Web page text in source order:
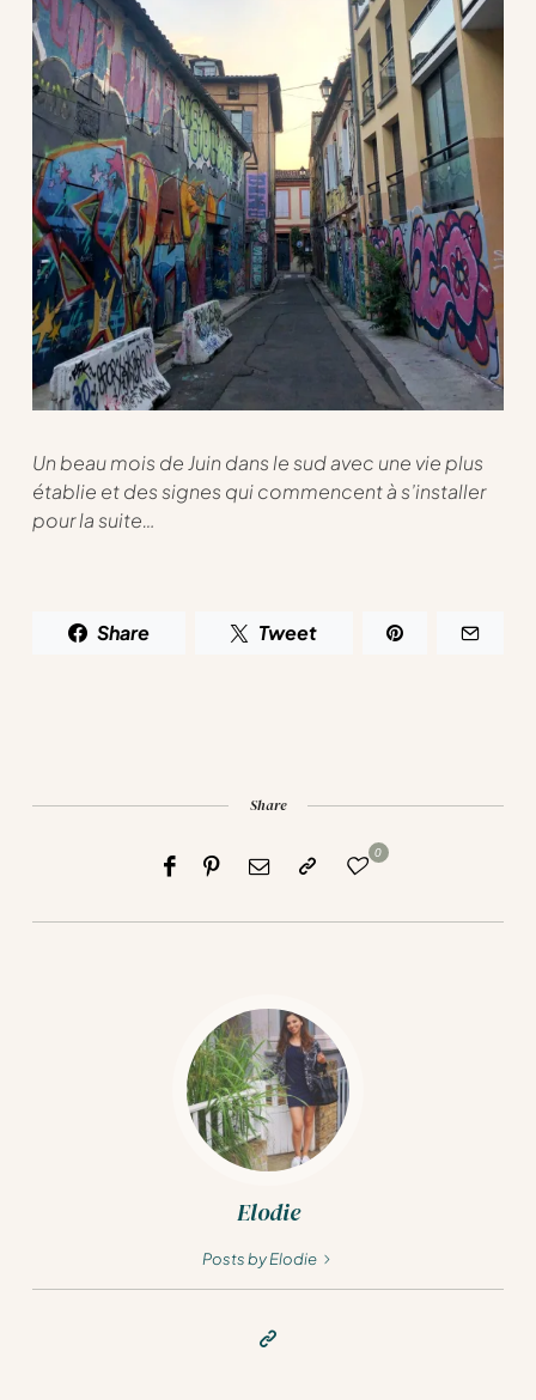
Un beau mois de Juin dans le sud avec une vie plus
établie et des signes qui commencent à s’installer
pour la suite…
Share Tweet
Share
0
Elodie
Posts by Elodie